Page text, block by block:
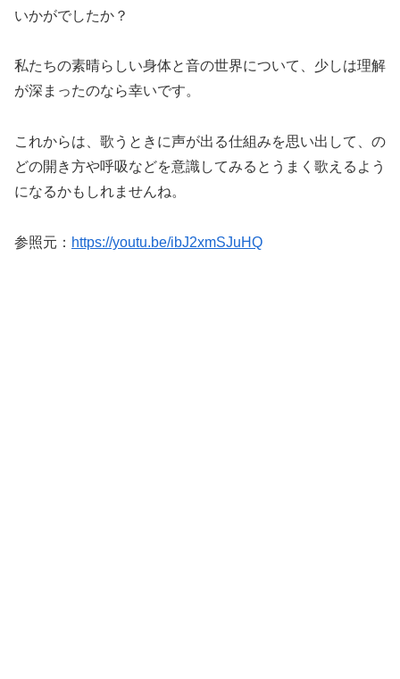
いかがでしたか？
私たちの素晴らしい身体と音の世界について、少しは理解
が深まったのなら幸いです。
これからは、歌うときに声が出る仕組みを思い出して、の
どの開き方や呼吸などを意識してみるとうまく歌えるよう
になるかもしれませんね。
参照元： https://youtu.be/ibJ2xmSJuHQ